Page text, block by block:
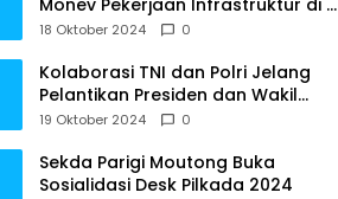
Monev Pekerjaan Infrastruktur di 3
Kecamatan
18 Oktober 2024 0
Kolaborasi TNI dan Polri Jelang
Pelantikan Presiden dan Wakil
Presiden RI
19 Oktober 2024 0
Sekda Parigi Moutong Buka
Sosialidasi Desk Pilkada 2024